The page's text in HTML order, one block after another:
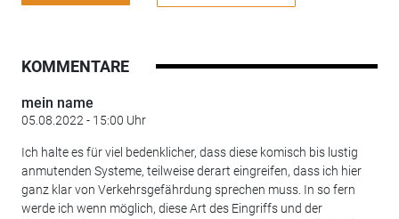
KOMMENTARE
mein name
05.08.2022 - 15:00 Uhr
Ich halte es für viel bedenklicher, dass diese komisch bis lustig
anmutenden Systeme, teilweise derart eingreifen, dass ich hier
ganz klar von Verkehrsgefährdung sprechen muss. In so fern
werde ich wenn möglich, diese Art des Eingriffs und der